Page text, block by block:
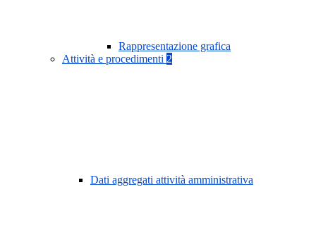
Rappresentazione grafica
Attività e procedimenti 2
Dati aggregati attività amministrativa